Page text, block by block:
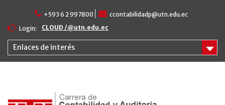
content
+593 6 2 997800
ccontabilidadp@utn.edu.ec
Login:
CLOUD /@utn.edu.ec
Enlaces de interés